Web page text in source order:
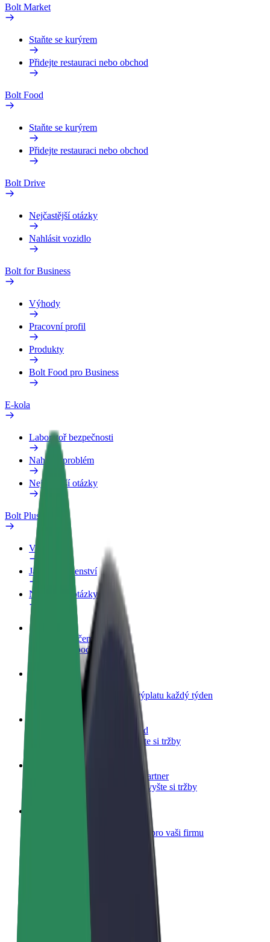
Bolt Market
Staňte se kurýrem
Přidejte restauraci nebo obchod
Bolt Food
Staňte se kurýrem
Přidejte restauraci nebo obchod
Bolt Drive
Nejčastější otázky
Nahlásit vozidlo
Bolt for Business
Výhody
Pracovní profil
Produkty
Bolt Food pro Business
E-kola
Laboratoř bezpečnosti
Nahlásit problém
Nejčastější otázky
Bolt Plus
Výhody
Jak získat členství
Nejčastější otázky
Staňte se řidičem
Vydělávejte podle sebe
Staňte se kurýrem
Doručujte jídlo a dostávejte výplatu každý týden
Přidejte restauraci nebo obchod
Oslovte více zákazníků a zvyšte si tržby
Zaregistrujte se jako flotilový partner
Přidejte svou flotilu k Boltu a zvyšte si tržby
Produkty a služby Boltu přesně pro vaši firmu